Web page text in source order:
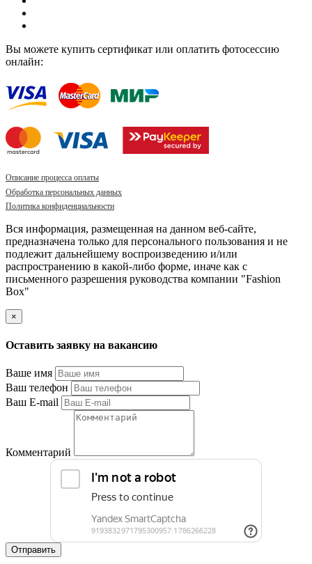
Вы можете купить сертификат или оплатить фотосессию
онлайн:
Описание процесса оплаты
Обработка персональных данных
Политика конфиденциальности
Вся информация, размещенная на данном веб-сайте,
предназначена только для персонального пользования и не
подлежит дальнейшему воспроизведению и/или
распространению в какой-либо форме, иначе как с
письменного разрешения руководства компании "Fashion
Box"
×
Оставить заявку на вакансию
Ваше имя
Ваш телефон
Ваш E-mail
Комментарий
Отправить